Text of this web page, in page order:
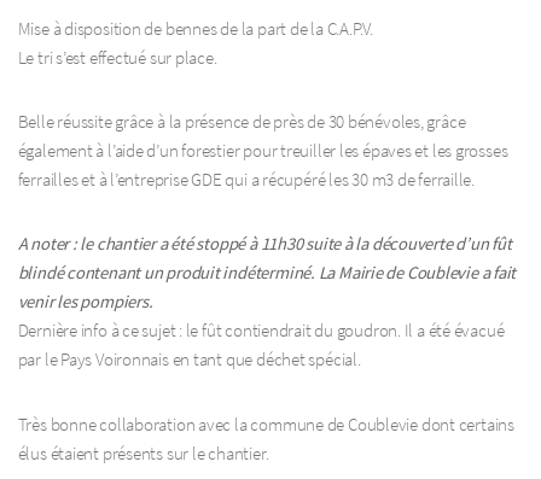
Mise à disposition de bennes de la part de la C.A.P.V.
Le tri s’est effectué sur place.
Belle réussite grâce à la présence de près de 30 bénévoles, grâce
également à l’aide d’un forestier pour treuiller les épaves et les grosses
ferrailles et à l’entreprise GDE qui a récupéré les 30 m3 de ferraille.
A noter : le chantier a été stoppé à 11h30 suite à la découverte d’un fût
blindé contenant un produit indéterminé. La Mairie de Coublevie a fait
venir les pompiers.
Dernière info à ce sujet : le fût contiendrait du goudron. Il a été évacué
par le Pays Voironnais en tant que déchet spécial.
Très bonne collaboration avec la commune de Coublevie dont certains
élus étaient présents sur le chantier.